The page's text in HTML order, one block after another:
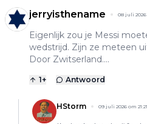
jerryisthename 08 juli 2026
Eigenlijk zou je Messi
wedstrijd. Zijn ze meteen
Door Zwitserland....
1+ Antwoord
HStorm 09 juli 2026 om 21:21